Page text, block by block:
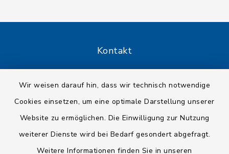
Wir weisen darauf hin, dass wir technisch notwendige
Cookies einsetzen, um eine optimale Darstellung unserer
Website zu ermöglichen. Die Einwilligung zur Nutzung
weiterer Dienste wird bei Bedarf gesondert abgefragt.
Weitere Informationen finden Sie in unseren
Kontakt
Datenschutz
Impressum